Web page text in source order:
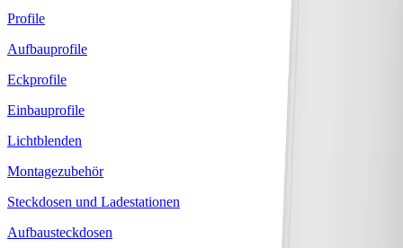
Profile
Aufbauprofile
Eckprofile
Einbauprofile
Lichtblenden
Montagezubehör
Steckdosen und Ladestationen
Aufbausteckdosen